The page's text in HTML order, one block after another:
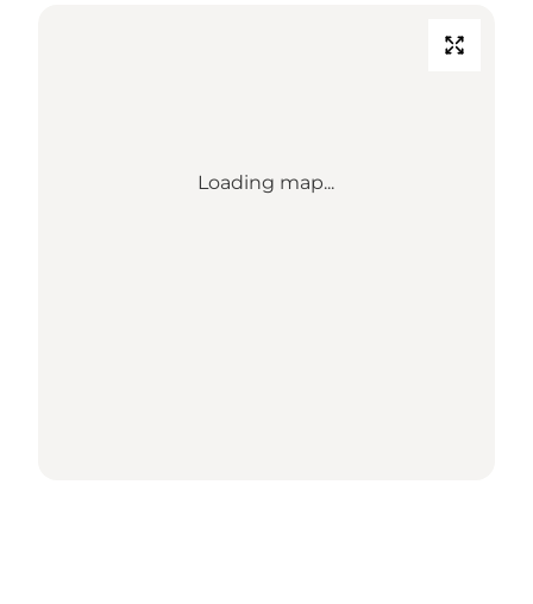
Loading map...